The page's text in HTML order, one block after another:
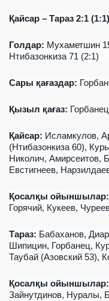
Қайсар – Тараз 2:1 (1:1)
Голдар: Мухаметшин
Нтибазонкиза 71 (2:1)
Сары қағаздар:
Қызыл қағаз:
Қайсар: Исламкулов,
(Нтибазонкиза 60),
Николич, Амирсеитов,
Евстигнеев,
Қосалқы ойыншылар:
Горячий, Кукеев,
Тараз: Бабаханов,
Шипицин, Горбанец,
Таубай (Азовский 53),
Қосалқы ойыншылар:
Зайнутдинов, Нуралы,